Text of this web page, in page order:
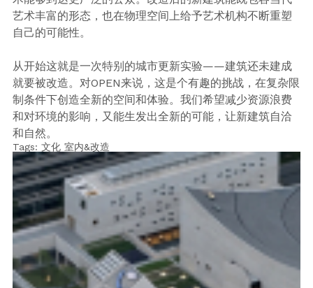
艺术丰富的形态，也在物理空间上给予艺术机构不断重塑
自己的可能性。
从开始这就是一次特别的城市更新实验——建筑还未建成
就要被改造。对OPEN来说，这是个有趣的挑战，在复杂限
制条件下创造全新的空间和体验。我们希望减少资源浪费
和对环境的影响，又能生发出全新的可能，让新建筑自洽
和自然。
Tags: 文化 室内&改造